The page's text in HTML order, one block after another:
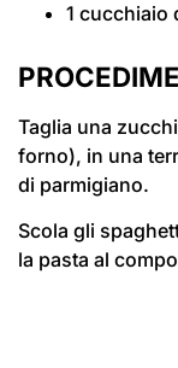
1 cucchiaio
Taglia una
forno), in una
di parmigiano.
Scola gli
la pasta al